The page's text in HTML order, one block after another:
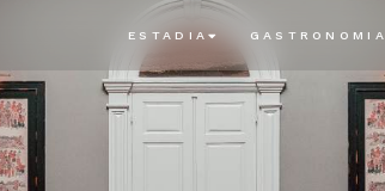
ESTADIA GASTRONOMIA